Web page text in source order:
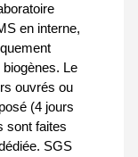
en interne,
Le
ouvrés ou
(4 jours
sont faites
SGS